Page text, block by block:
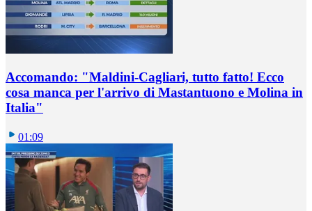
Accomando: "Maldini-Cagliari, tutto fatto! Ecco
cosa manca per l'arrivo di Mastantuono e Molina in
Italia"
01:09